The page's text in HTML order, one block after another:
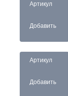
Артикул
Добавить
Артикул
Добавить